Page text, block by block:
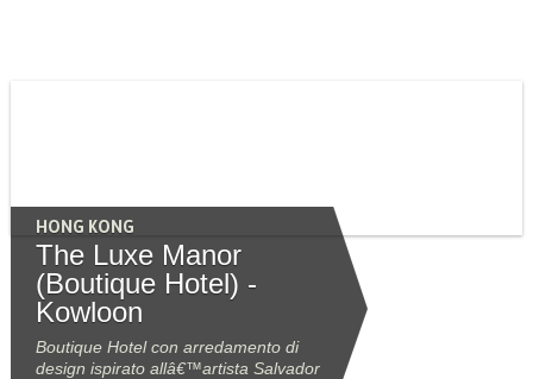
HONG KONG
The Luxe Manor
(Boutique Hotel) -
Kowloon
Boutique Hotel con arredamento di
design ispirato allâ€™artista Salvador